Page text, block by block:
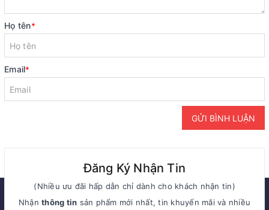
Họ tên*
Email*
GỬI BÌNH LUẬN
Đăng Ký Nhận Tin
(Nhiều ưu đãi hấp dẫn chỉ dành cho khách nhận tin)
Nhậnthông tin sản phẩm mới nhất, tin khuyến mãi và nhiều